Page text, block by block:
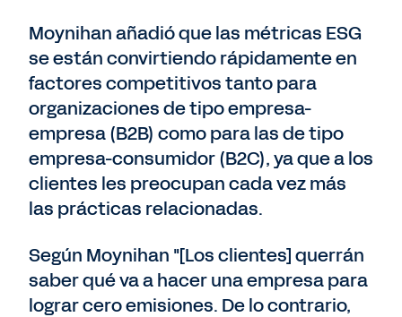
Moynihan añadió que las métricas ESG
se están convirtiendo rápidamente en
factores competitivos tanto para
organizaciones de tipo empresa-
empresa (B2B) como para las de tipo
empresa-consumidor (B2C), ya que a los
clientes les preocupan cada vez más
las prácticas relacionadas.
Según Moynihan "[Los clientes] querrán
saber qué va a hacer una empresa para
lograr cero emisiones. De lo contrario,